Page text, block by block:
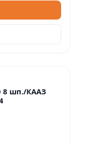
8 шп./КААЗ